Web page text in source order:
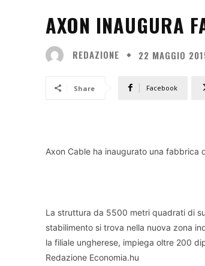
AXON INAUGURA
REDAZIONE 22 MAGGIO
Share Facebook
Axon Cable ha inaugurato una fabbrica
La struttura da 5500 metri quadrati di
stabilimento si trova nella nuova zona
la filiale ungherese, impiega oltre 200
Redazione Economia.hu